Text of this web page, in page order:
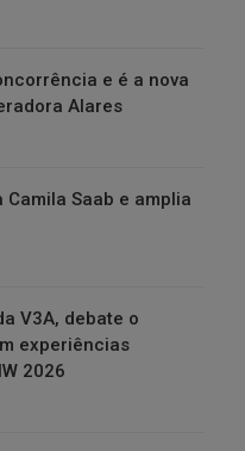
e é a nova
Alares
Camila Saab e amplia
V3A, debate o
experiências
2026